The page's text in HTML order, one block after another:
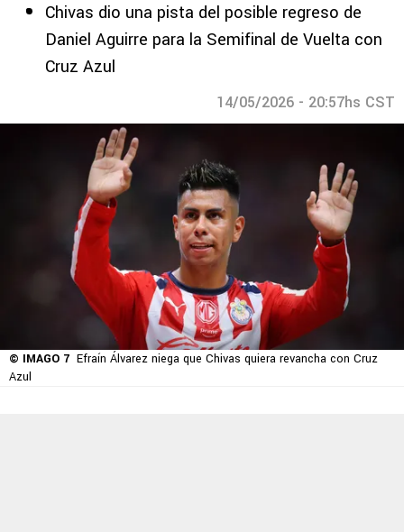
Chivas dio una pista del posible regreso de
Daniel Aguirre para la Semifinal de Vuelta con
Cruz Azul
14/05/2026 - 20:57hs CST
© IMAGO 7 Efraín Álvarez niega que Chivas quiera revancha con Cruz
Azul